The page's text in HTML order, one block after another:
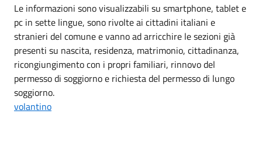
Le informazioni sono visualizzabili su smartphone, tablet e
pc in sette lingue, sono rivolte ai cittadini italiani e
stranieri del comune e vanno ad arricchire le sezioni già
presenti su nascita, residenza, matrimonio, cittadinanza,
ricongiungimento con i propri familiari, rinnovo del
permesso di soggiorno e richiesta del permesso di lungo
soggiorno.
volantino